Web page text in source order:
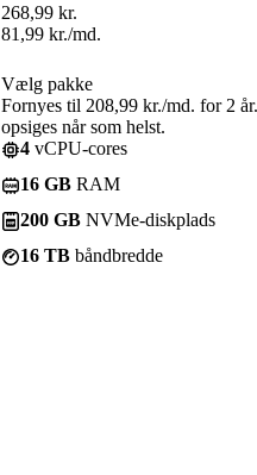
268,99 kr.
81,99 kr./md.
Vælg pakke
Fornyes til 208,99 kr./md. for 2
opsiges når som helst.
4 vCPU-cores
16 GB RAM
200 GB NVMe-diskplads
16 TB båndbredde